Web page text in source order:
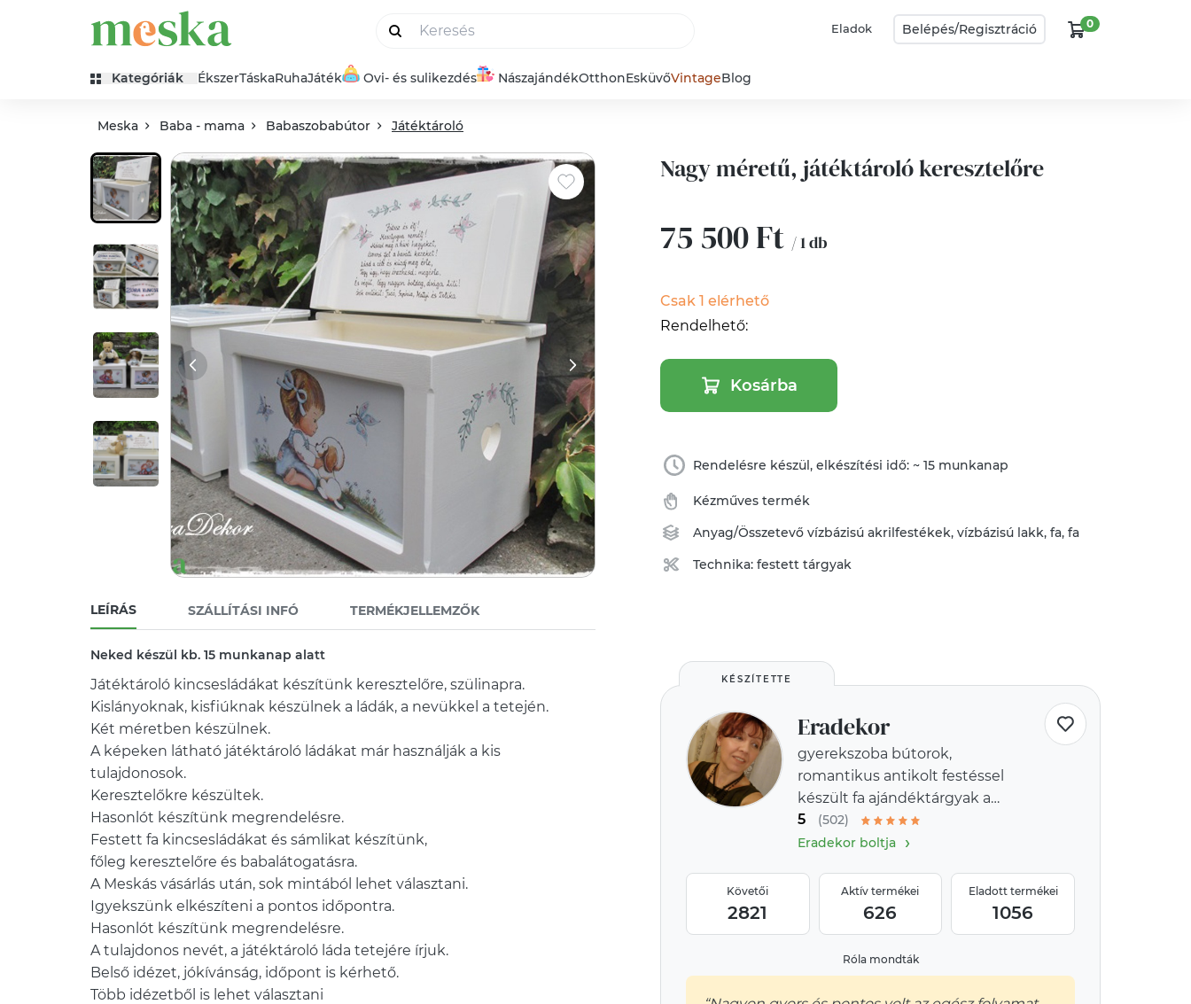
Eladok Belépés/Regisztráció 0
Kategóriák ÉkszerTáskaRuhaJáték Ovi- és sulikezdés NászajándékOtthonEsküvőVintageBlog
Meska Baba - mama Babaszobabútor Játéktároló
LEÍRÁS SZÁLLÍTÁSI INFÓ TERMÉKJELLEMZŐK
Neked készül kb. 15 munkanap alatt
Játéktároló kincsesládákat készítünk keresztelőre, szülinapra.
Kislányoknak, kisfiúknak készülnek a ládák, a nevükkel a tetején.
Két méretben készülnek.
A képeken látható játéktároló ládákat már használják a kis
tulajdonosok.
Keresztelőkre készültek.
Hasonlót készítünk megrendelésre.
Festett fa kincsesládákat és sámlikat készítünk,
főleg keresztelőre és babalátogatásra.
A Meskás vásárlás után, sok mintából lehet választani.
Igyekszünk elkészíteni a pontos időpontra.
Hasonlót készítünk megrendelésre.
A tulajdonos nevét, a játéktároló láda tetejére írjuk.
Belső idézet, jókívánság, időpont is kérhető.
Több idézetből is lehet választani
Nagy méretű, játéktároló keresztelőre
75 500 Ft / 1 db
Csak 1 elérhető
Rendelhető:
Kosárba
Rendelésre készül, elkészítési idő: ~ 15 munkanap
Kézműves termék
Anyag/Összetevővízbázisú akrilfestékek,vízbázisú lakk,fa,fa
Technika:festett tárgyak
KÉSZÍTETTE
Eradekor
gyerekszoba bútorok,
romantikus antikolt festéssel
készült fa ajándéktárgyak a
provence-i stílus jegyében
5
(502)
Eradekor boltja
›
Követői
2821
Aktív termékei
626
Eladott termékei
1056
Róla mondták